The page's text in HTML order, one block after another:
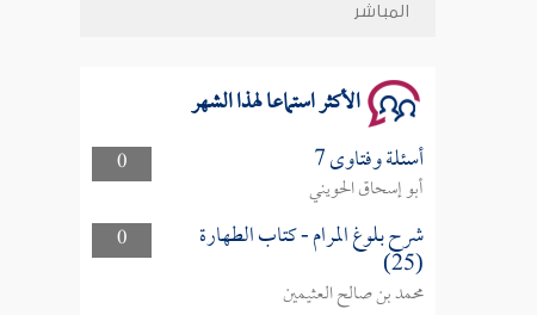
المباشر
الأكثر استماعا لهذا الشهر
0 أسئلة وفتاوى 7
أبو إسحاق الحويني
0
شرح بلوغ المرام - كتاب الطهارة
(25)
محمد بن صالح العثيمين